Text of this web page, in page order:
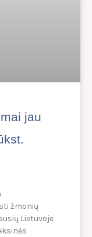
jau
žmonių
Lietuvoje